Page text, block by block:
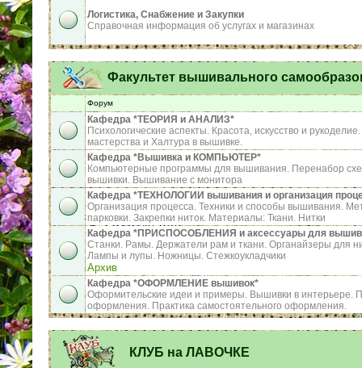
Логистика, Снабжение и Закупки
Справочная информация об услугах и магазинах
Факультет вышивального
Форум
Кафедра *ТЕОРИЯ и АНАЛИЗ*
Психологические аспекты. Красота, искусство и
мастерства и Халтура в вышивке.
Кафедра *Вышивка и КОМПЬЮТЕР*
Компьютерные программы для вышивания. Перенабор
вышивки. Вышивание с монитора
Кафедра *ТЕХНОЛОГИИ вышивания и организация
Организация процесса. Техники и способы вышивания.
парковки. Закрепки ниток. Материалы: Ткани. Нитки
Кафедра *ПРИСПОСОБЛЕНИЯ и аксессуары для
Станки. Рамы. Держатели рам и ткани. Органайзеры для
Лампы и лупы. Ножницы. Стежкоукладчики
Архив
Кафедра *ОФОРМЛЕНИЕ вышивок*
Оформительские идеи и примеры. Вышивки в интерьере.
оформления. Практика самостоятельного оформления.
КЛУБ на ЛАВОЧКЕ